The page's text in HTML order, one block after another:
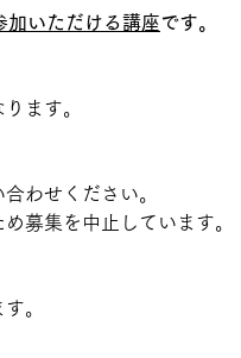
加いただける講座です。
ます。
わせください。
募集を中止しています。
。